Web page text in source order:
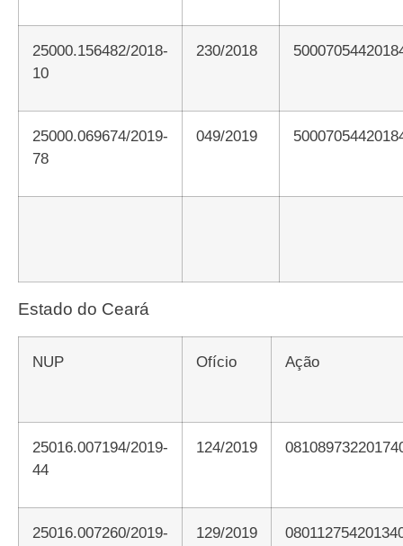
25000.156482/2018-
10
230/2018
25000.069674/2019-
78
049/2019
Estado do Ceará
NUP Ofício Ação
25016.007194/2019-
44
124/2019
25016.007260/2019-
129/2019